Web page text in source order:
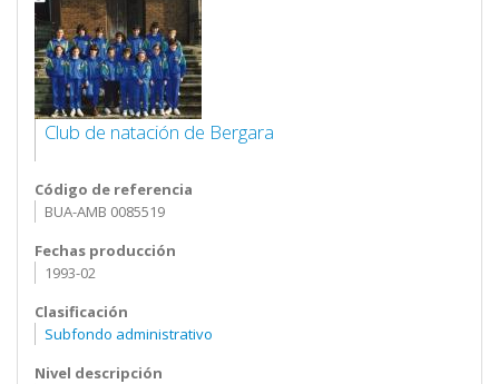
Club de natación de Bergara
Código de referencia
BUA-AMB 0085519
Fechas producción
1993-02
Clasificación
Subfondo administrativo
Nivel descripción